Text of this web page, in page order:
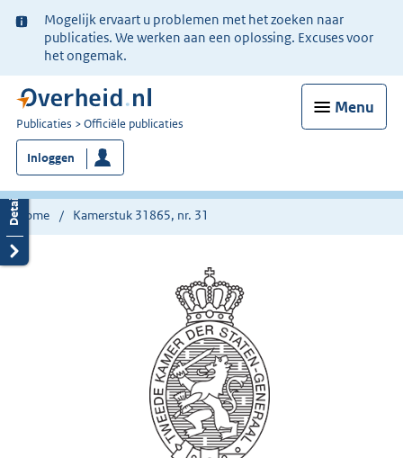
Ter
informatie:
Mogelijk ervaart u problemen met het zoeken naar
publicaties. We werken aan een oplossing. Excuses voor
het ongemak.
Menu
U
bent
nu
hier:
Publicaties Officiële publicaties
Inloggen
Home Kamerstuk 31865, nr. 31